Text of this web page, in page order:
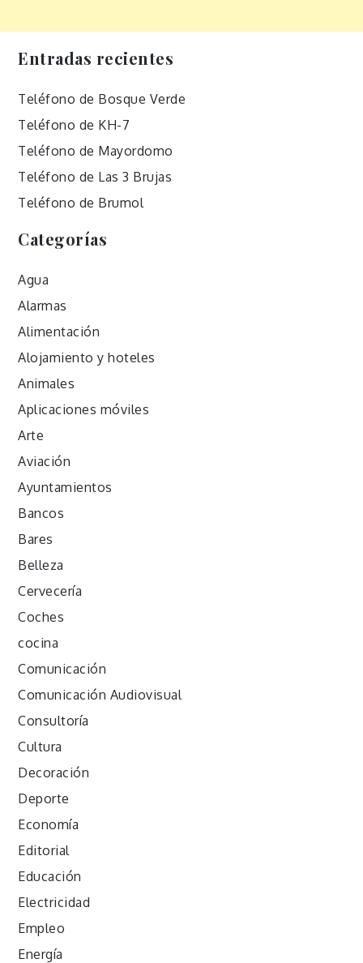
Entradas recientes
Teléfono de Bosque Verde
Teléfono de KH-7
Teléfono de Mayordomo
Teléfono de Las 3 Brujas
Teléfono de Brumol
Categorías
Agua
Alarmas
Alimentación
Alojamiento y hoteles
Animales
Aplicaciones móviles
Arte
Aviación
Ayuntamientos
Bancos
Bares
Belleza
Cervecería
Coches
cocina
Comunicación
Comunicación Audiovisual
Consultoría
Cultura
Decoración
Deporte
Economía
Editorial
Educación
Electricidad
Empleo
Energía